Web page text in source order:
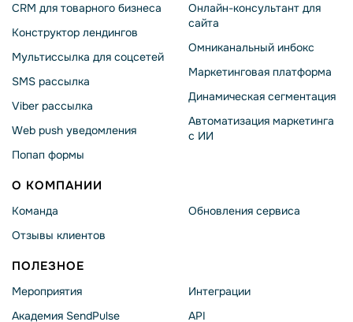
CRM для товарного бизнеса
Конструктор лендингов
Мультиссылка для соцсетей
SMS рассылка
Viber рассылка
Web push уведомления
Попап формы
Онлайн-консультант для
сайта
Омниканальный инбокс
Маркетинговая платформа
Динамическая сегментация
Автоматизация маркетинга
с ИИ
О КОМПАНИИ
Команда
Отзывы клиентов
Обновления сервиса
ПОЛЕЗНОЕ
Мероприятия
Академия SendPulse
Интеграции
API